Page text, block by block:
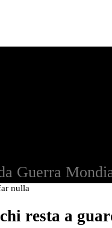
Guerra
nulla
resta a